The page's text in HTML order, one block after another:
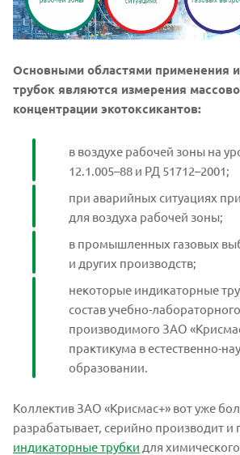
Основными областями применения
трубок являются измерения
концентрации экотоксикантов:
в воздухе рабочей зоны на
12.1.005–88 и РД 51712–2001;
при аварийных ситуациях
для воздуха рабочей зоны;
в промышленных газовых
и других производств;
некоторые индикаторные
состав учебно-
производимого ЗАО
практикума в естественно-
образовании.
Коллектив ЗАО «Крисмас+» вот уже
разрабатывает, серийно производит и
индикаторные трубки для